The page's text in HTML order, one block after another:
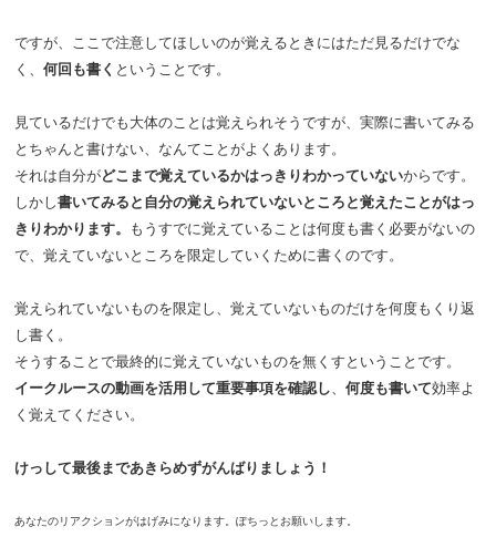
ですが、ここで注意してほしいのが覚えるときにはただ見るだけでな
く、何回も書く ということです。
見ているだけでも大体のことは覚えられそうですが、実際に書いてみる
とちゃんと書けない、なんてことがよくあります。
それは自分がどこまで覚えているかはっきりわかっていないからです。
しかし書いてみると自分の覚えられていないところと覚えたことがはっ
きりわかります。
もうすでに覚えていることは何度も書く必要がないの
で、覚えていないところを限定していくために書くのです。
覚えられていないものを限定し、覚えていないものだけを何度もくり返
し書く。
そうすることで最終的に覚えていないものを無くすということです。
イークルースの動画を活用して重要事項を確認し、何度も書いて効率よ
く覚えてください。
けっして最後まであきらめずがんばりましょう！
あなたのリアクションがはげみになります。ぽちっとお願いします。